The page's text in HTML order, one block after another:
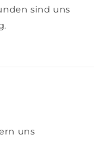
sind uns
uns